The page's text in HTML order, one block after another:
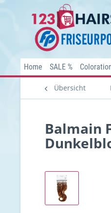
Home SALE %
Übersicht
Balmain